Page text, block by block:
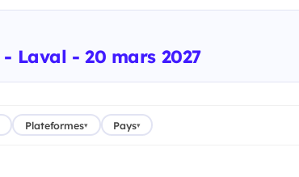
Laval - 20 mars 2027
Plateformes▾ Pays▾